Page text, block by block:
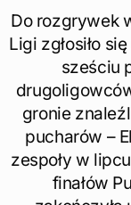
Do rozgrywek
Ligi zgłosiło
sześciu
gronie
pucharów –
zespoły w
finałów